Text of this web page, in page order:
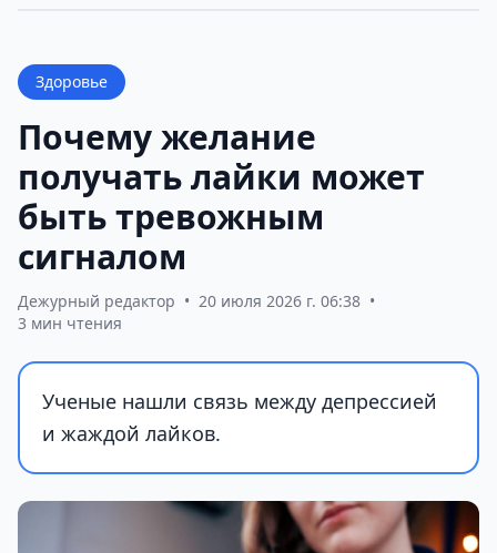
Здоровье
Почему желание
получать лайки может
быть тревожным
сигналом
Дежурный редактор • 20 июля 2026 г. 06:38 •
3 мин чтения
Ученые нашли связь между депрессией
и жаждой лайков.